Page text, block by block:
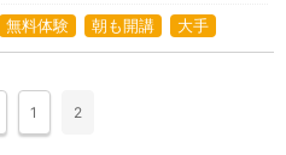
無料体験 朝も開講 大手
1 2